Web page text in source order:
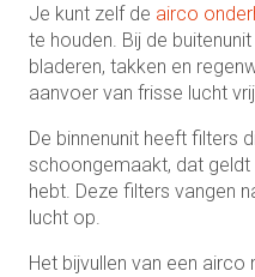
Je kunt zelf de airco
te houden. Bij de
bladeren, takken en
aanvoer van frisse lucht
De binnenunit heeft filters
schoongemaakt, dat geldt
hebt. Deze filters vangen
lucht op.
Het bijvullen van een